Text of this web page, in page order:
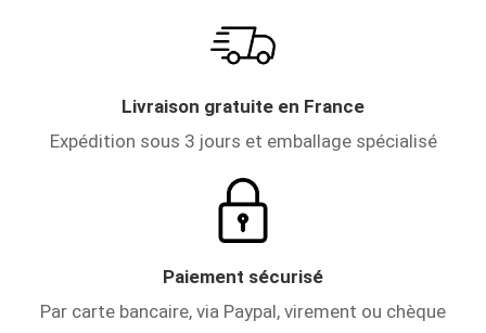
Livraison gratuite en France
Expédition sous 3 jours et emballage spécialisé
Paiement sécurisé
Par carte bancaire, via Paypal, virement ou chèque